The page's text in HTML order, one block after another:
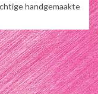
handgemaakte